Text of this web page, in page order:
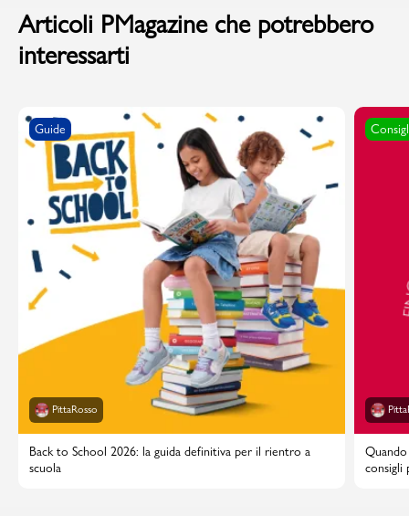
Articoli PMagazine che potrebbero
interessarti
Guide
PittaRosso
Back to School 2026: la guida definitiva per il rientro a
scuola
consigli